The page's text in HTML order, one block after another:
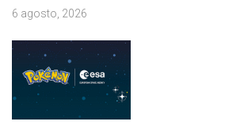
6 agosto, 2026